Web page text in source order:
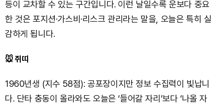
등이 교차할 수 있는 구간입니다. 이런 날일수록 운보다 중요
한 것은 포지션·가스비·리스크 관리라는 말을, 오늘은 특히 실
감하게 됩니다.
🐭 쥐띠
1960년생 (지수 58점): 공포장이지만 정보 수집력이 빛납니
다. 단타 충동이 올라와도 오늘은 ‘들어갈 자리’보다 ‘나올 자